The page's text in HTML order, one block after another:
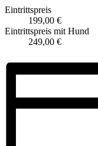
Eintrittspreis
199,00 €
Eintrittspreis mit Hund
249,00 €